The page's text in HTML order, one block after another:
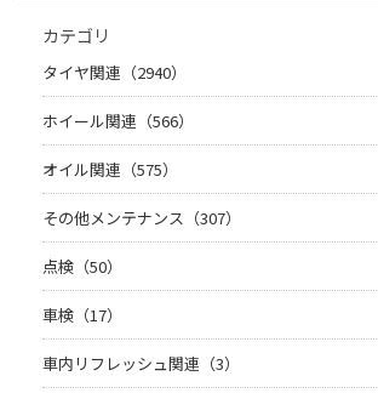
カテゴリ
タイヤ関連（2940）
ホイール関連（566）
オイル関連（575）
その他メンテナンス（307）
点検（50）
車検（17）
車内リフレッシュ関連（3）